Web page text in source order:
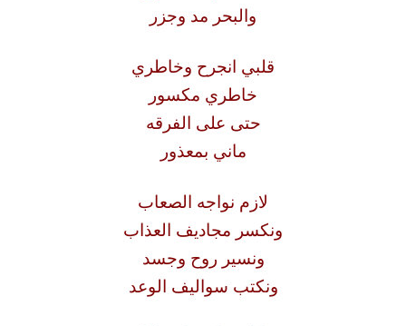
والبحر مد وجزر
قلبي انجرح وخاطري
خاطري مكسور
حتى على الفرقه
ماني بمعذور
لازم نواجه الصعاب
ونكسر مجاديف العذاب
ونسير روح وجسد
ونكتب سواليف الوعد